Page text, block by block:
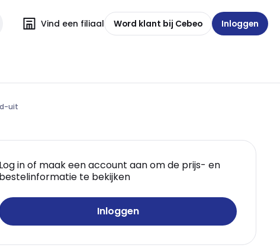
Vind een filiaal Word klant bij Cebeo Inloggen
uit
Log in of maak een account aan om de prijs- en
bestelinformatie te bekijken
Inloggen